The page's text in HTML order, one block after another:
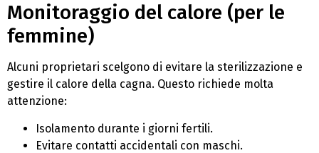
Monitoraggio del calore (per le
femmine)
Alcuni proprietari scelgono di evitare la sterilizzazione e
gestire il calore della cagna. Questo richiede molta
attenzione:
Isolamento durante i giorni fertili.
Evitare contatti accidentali con maschi.